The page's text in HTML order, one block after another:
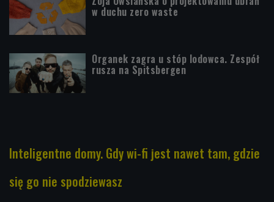
w duchu zero waste
Organek zagra u stóp lodowca. Zespół
rusza na Spitsbergen
Inteligentne domy. Gdy wi-fi jest nawet tam, gdzie
się go nie spodziewasz